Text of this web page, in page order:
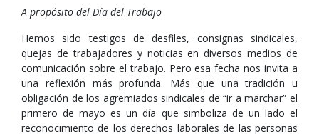
A propósito del Día del Trabajo
Hemos sido testigos de desfiles, consignas sindicales,
quejas de trabajadores y noticias en diversos medios de
comunicación sobre el trabajo. Pero esa fecha nos invita a
una reflexión más profunda. Más que una tradición u
obligación de los agremiados sindicales de “ir a marchar” el
primero de mayo es un día que simboliza de un lado el
reconocimiento de los derechos laborales de las personas